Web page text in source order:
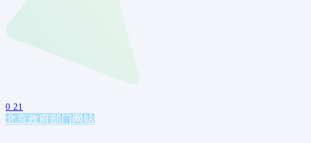
0 21
北京政府部门网站